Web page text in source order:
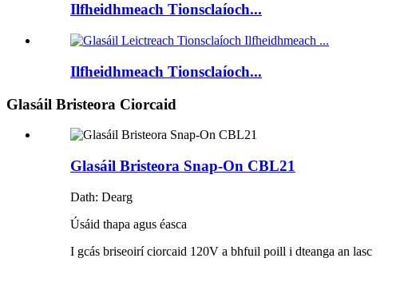
Ilfheidhmeach Tionsclaíoch...
Ilfheidhmeach Tionsclaíoch...
Glasáil Bristeora Ciorcaid
Glasáil Bristeora Snap-On CBL21
Dath: Dearg
Úsáid thapa agus éasca
I gcás briseoirí ciorcaid 120V a bhfuil poill i dteanga an lasc